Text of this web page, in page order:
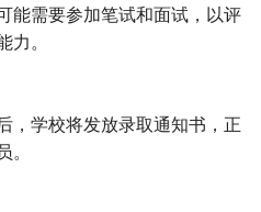
能需要参加笔试和面试，以评
。
，学校将发放录取通知书，正